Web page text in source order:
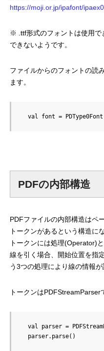
https://moji.or.jp/ipafont/
※ .ttf形式のフォントは使用で
できないようです。
ファイルからのフォントの読
ます。
val font =
PDFの内部構造
PDFファイルの内部構造はペ
トークンがあるという構造に
トークンには処理(Operator)
線を引く場合、開始位置を指
う3つの処理により線の情報が
トークンはPDFStreamParser
val parser =
  parser.parse()